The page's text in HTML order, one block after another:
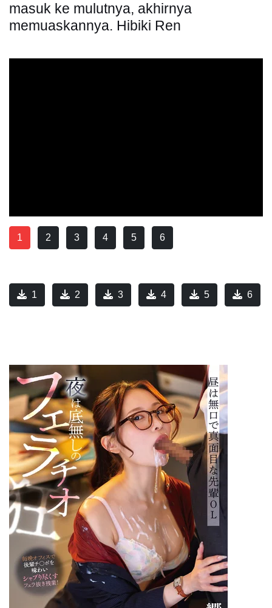
masuk ke mulutnya, akhirnya
memuaskannya. Hibiki Ren
1 2 3 4 5 6
1 2 3 4 5 6